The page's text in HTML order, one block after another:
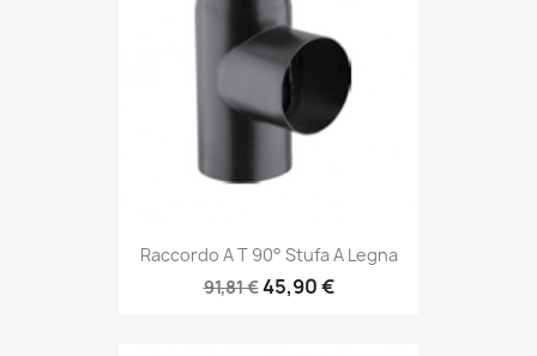
Raccordo A T 90° Stufa A Legna
91,81 €45,90 €